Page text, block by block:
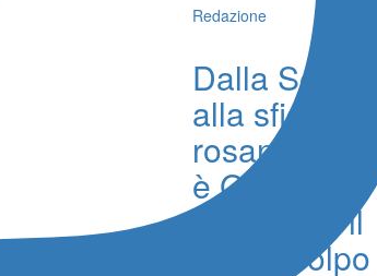
Redazione
Dalla Serie A
alla sfida
rosanero, chi
è Gabriel
Strefezza, il
nuovo colpo